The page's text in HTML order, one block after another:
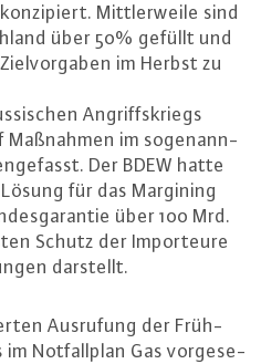
Mitt­ler­wei­le sind
über 50% gefüllt und
im Herbst zu
An­griffs­kriegs
Maßnahmen im so­ge­nann­
Der BDEW hatte
für das Margining
über 100 Mrd.
Schutz der Im­por­teu­re
darstellt.
Ausrufung der Früh­
im Not­fall­plan Gas vor­ge­se­